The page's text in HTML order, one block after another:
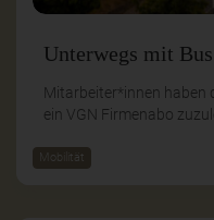
Unterwegs mit
Mitarbeiter*innen haben
ein VGN Firmenabo
Mobilität